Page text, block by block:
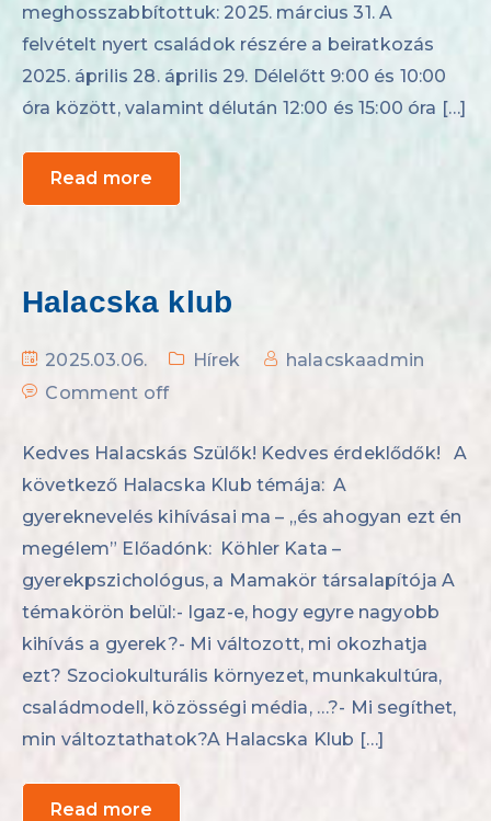
meghosszabbítottuk: 2025. március 31. A
felvételt nyert családok részére a beiratkozás
2025. április 28. április 29. Délelőtt 9:00 és 10:00
óra között, valamint délután 12:00 és 15:00 óra […]
Read more
Halacska klub
2025.03.06. Hírek
halacskaadmin
Comment off
Kedves Halacskás Szülők! Kedves érdeklődők! A
következő Halacska Klub témája: A
gyereknevelés kihívásai ma – „és ahogyan ezt én
megélem” Előadónk: Köhler Kata –
gyerekpszichológus, a Mamakör társalapítója A
témakörön belül:- Igaz-e, hogy egyre nagyobb
kihívás a gyerek?- Mi változott, mi okozhatja
ezt? Szociokulturális környezet, munkakultúra,
családmodell, közösségi média, …?- Mi segíthet,
min változtathatok?A Halacska Klub […]
Read more